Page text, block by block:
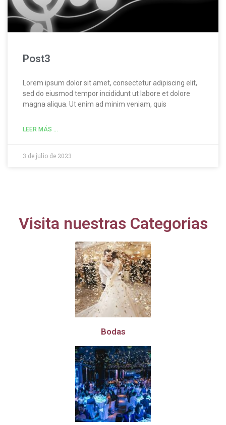
Post3
Lorem ipsum dolor sit amet, consectetur adipiscing elit,
sed do eiusmod tempor incididunt ut labore et dolore
magna aliqua. Ut enim ad minim veniam, quis
LEER MÁS ...
3 de julio de 2023
Visita nuestras Categorias
Bodas